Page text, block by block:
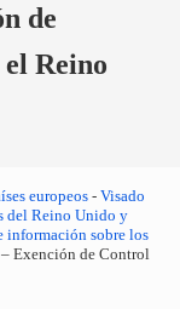
de
Reino
europeos- Visado
del Reino Unido y
información sobre los
Exención de Control